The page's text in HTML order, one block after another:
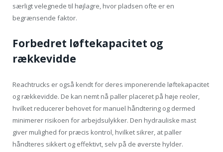
særligt velegnede til højlagre, hvor pladsen ofte er en
begrænsende faktor.
Forbedret løftekapacitet og
rækkevidde
Reachtrucks er også kendt for deres imponerende løftekapacitet
og rækkevidde. De kan nemt nå paller placeret på høje reoler,
hvilket reducerer behovet for manuel håndtering og dermed
minimerer risikoen for arbejdsulykker. Den hydrauliske mast
giver mulighed for præcis kontrol, hvilket sikrer, at paller
håndteres sikkert og effektivt, selv på de øverste hylder.